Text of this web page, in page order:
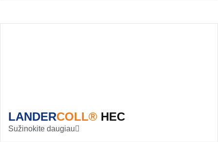
LANDERCOLL® HEC
Sužinokite daugiau